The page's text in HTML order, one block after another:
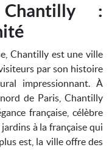
:
Chantilly est une ville
par son histoire
impressionnant. À
de Paris, Chantilly
française, célèbre
à la française qui
est, la ville offre des